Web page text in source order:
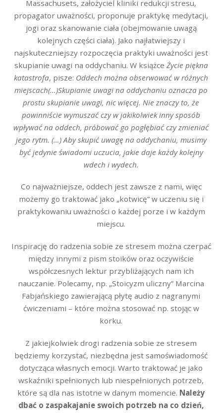
Massachusets, założyciel kliniki redukcji stresu,
propagator uważności, proponuje praktykę medytacji,
jogi oraz skanowanie ciała (obejmowanie uwagą
kolejnych części ciała). Jako najłatwiejszy i
najskuteczniejszy rozpoczęcia praktyki uważności jest
skupianie uwagi na oddychaniu. W książce Życie piękna
katastrofa, pisze: Oddech można obserwować w różnych
miejscach(…)Skupianie uwagi na oddychaniu oznacza po
prostu skupianie uwagi, nic więcej. Nie znaczy to, że
powinniście wymuszać czy w jakikolwiek inny sposób
wpływać na oddech, próbować go pogłębiać czy zmieniać
jego rytm. (…) Aby skupić uwagę na oddychaniu, musimy
być jedynie świadomi uczucia, jakie daje każdy kolejny
wdech i wydech.
Co najważniejsze, oddech jest zawsze z nami, więc
możemy go traktować jako „kotwicę” w uczeniu się i
praktykowaniu uważności o każdej porze i w każdym
miejscu.
Inspirację do radzenia sobie ze stresem można czerpać
między innymi z pism stoików oraz oczywiście
współczesnych lektur przybliżających nam ich
nauczanie. Polecamy, np. „Stoicyzm uliczny” Marcina
Fabjańskiego zawierającą płytę audio z nagranymi
ćwiczeniami – które można stosować np. stojąc w
korku.
Z jakiejkolwiek drogi radzenia sobie ze stresem
będziemy korzystać, niezbędna jest samoświadomość
dotycząca własnych emocji. Warto traktować je jako
wskaźniki spełnionych lub niespełnionych potrzeb,
które są dla nas istotne w danym momencie. Należy
dbać o zaspakajanie swoich potrzeb na co dzień,